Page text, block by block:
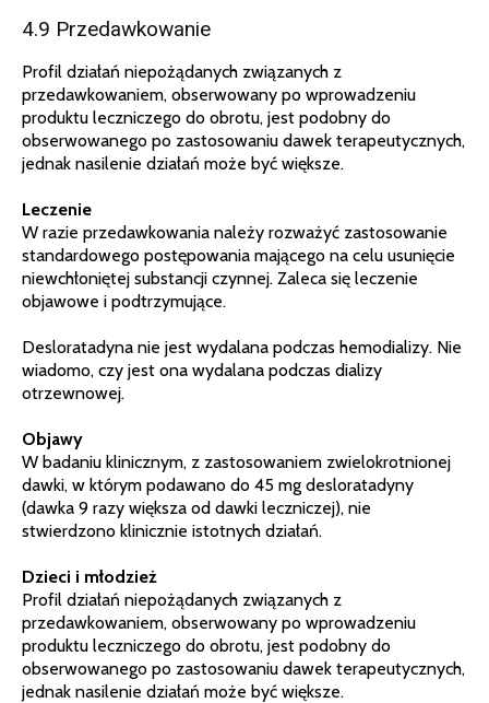
4.9 Przedawkowanie
Profil działań niepożądanych związanych z
przedawkowaniem, obserwowany po wprowadzeniu
produktu leczniczego do obrotu, jest podobny do
obserwowanego po zastosowaniu dawek terapeutycznych,
jednak nasilenie działań może być większe.
Leczenie
W razie przedawkowania należy rozważyć zastosowanie
standardowego postępowania mającego na celu usunięcie
niewchłoniętej substancji czynnej. Zaleca się leczenie
objawowe i podtrzymujące.
Desloratadyna nie jest wydalana podczas hemodializy. Nie
wiadomo, czy jest ona wydalana podczas dializy
otrzewnowej.
Objawy
W badaniu klinicznym, z zastosowaniem zwielokrotnionej
dawki, w którym podawano do 45 mg desloratadyny
(dawka 9 razy większa od dawki leczniczej), nie
stwierdzono klinicznie istotnych działań.
Dzieci i młodzież
Profil działań niepożądanych związanych z
przedawkowaniem, obserwowany po wprowadzeniu
produktu leczniczego do obrotu, jest podobny do
obserwowanego po zastosowaniu dawek terapeutycznych,
jednak nasilenie działań może być większe.